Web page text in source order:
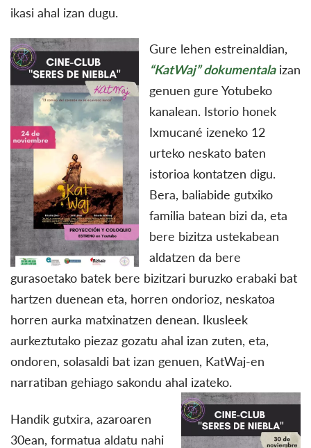
ikasi ahal izan dugu.
Gure lehen estreinaldian,
“KatWaj” dokumentalaizan
genuen gure Yotubeko
kanalean. Istorio honek
Ixmucané izeneko 12
urteko neskato baten
istorioa kontatzen digu.
Bera, baliabide gutxiko
familia batean bizi da, eta
bere bizitza ustekabean
aldatzen da bere
gurasoetako batek bere bizitzari buruzko erabaki bat
hartzen duenean eta, horren ondorioz, neskatoa
horren aurka matxinatzen denean. Ikusleek
aurkeztutako piezaz gozatu ahal izan zuten, eta,
ondoren, solasaldi bat izan genuen, KatWaj-en
narratiban gehiago sakondu ahal izateko.
Handik gutxira, azaroaren
30ean, formatua aldatu nahi